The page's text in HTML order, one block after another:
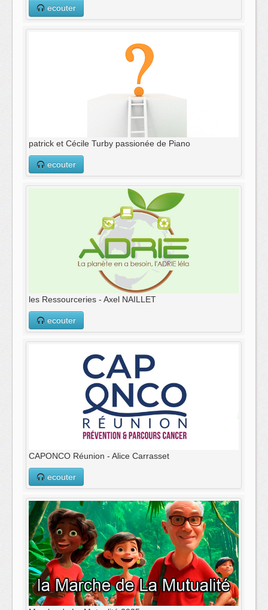
ecouter
patrick et Cécile Turby passionée de Piano
ecouter
les Ressourceries - Axel NAILLET
ecouter
CAPONCO Réunion - Alice Carrasset
ecouter